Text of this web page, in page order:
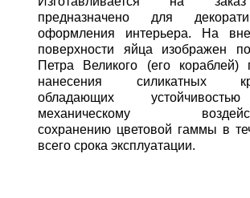
предназначено для
оформления интерьера. На
поверхности яйца изображен
Петра Великого (его кораблей)
нанесения силикатных
обладающих
механическому
сохранению цветовой гаммы в
всего срока эксплуатации.